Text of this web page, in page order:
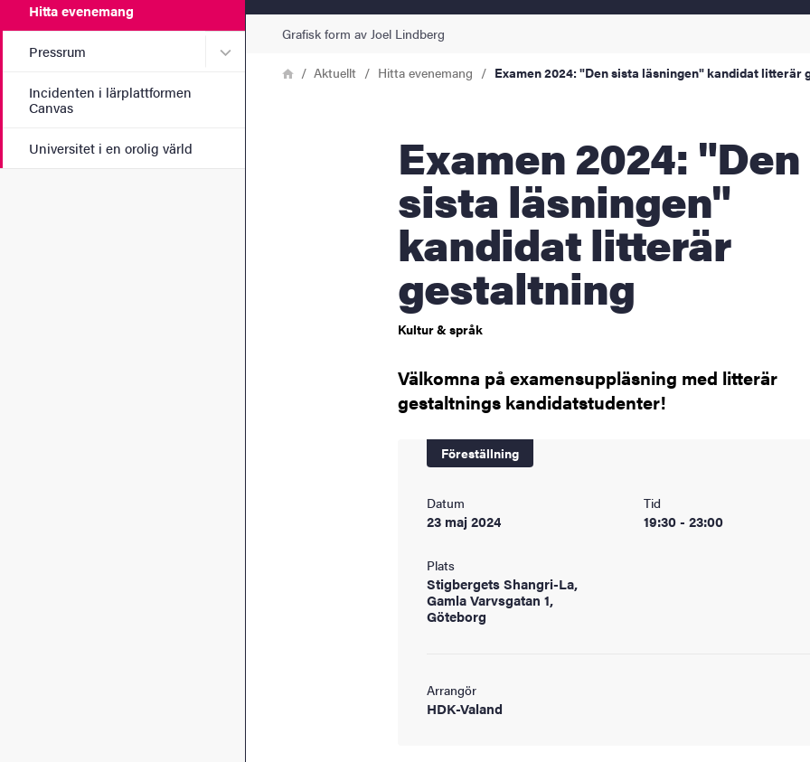
Hitta evenemang
Pressrum Undermeny för Pressrum
Incidenten i lärplattformen
Canvas
Universitet i en orolig värld
Grafisk form av Joel Lindberg
LänkstigHemAktuellt Hitta evenemang Examen 2024: "Den sista läsningen" kandidat litterär
Examen 2024: "Den
sista läsningen"
kandidat litterär
gestaltning
Kultur & språk
Välkomna på examensuppläsning med litterär
gestaltnings kandidatstudenter!
Föreställning
Datum
23 maj 2024
Tid
19:30 - 23:00
Plats
Stigbergets Shangri-La,
Gamla Varvsgatan 1,
Göteborg
Arrangör
HDK-Valand